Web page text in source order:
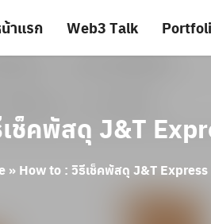
าแรก Web3 Talk
ช็คพัสดุ J&T
» How to : วิธีเช็คพัสดุ J&T Express